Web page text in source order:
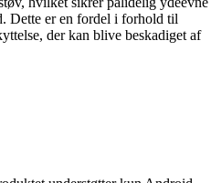
Dette er en fordel i forhold til
der kan blive beskadiget af